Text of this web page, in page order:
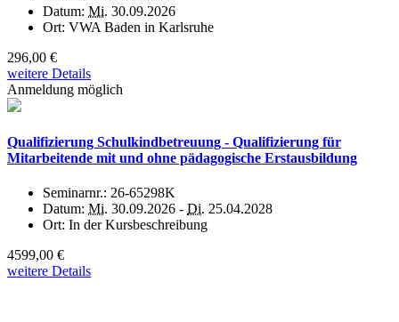
Datum: Mi. 30.09.2026
Ort: VWA Baden in Karlsruhe
296,00 €
weitere Details
Anmeldung möglich
Qualifizierung Schulkindbetreuung - Qualifizierung für
Mitarbeitende mit und ohne pädagogische Erstausbildung
Seminarnr.: 26-65298K
Datum: Mi. 30.09.2026 - Di. 25.04.2028
Ort: In der Kursbeschreibung
4599,00 €
weitere Details